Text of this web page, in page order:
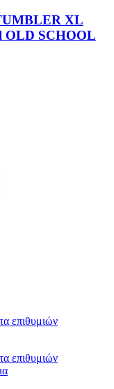
XL
OLD SCHOOL
επιθυμιών
επιθυμιών